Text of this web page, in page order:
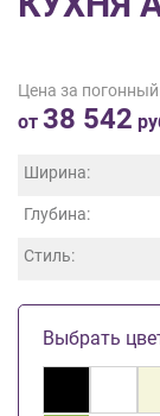
Цена за
от 38 542
Ширина:
Глубина:
Стиль:
Выбрать
данных ,
Согласие
обработку
данных
порядке